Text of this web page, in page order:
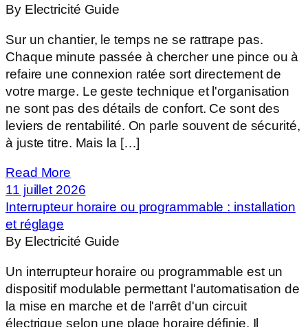
By Electricité Guide
Sur un chantier, le temps ne se rattrape pas.
Chaque minute passée à chercher une pince ou à
refaire une connexion ratée sort directement de
votre marge. Le geste technique et l'organisation
ne sont pas des détails de confort. Ce sont des
leviers de rentabilité. On parle souvent de sécurité,
à juste titre. Mais la […]
Read More
11 juillet 2026
Interrupteur horaire ou programmable : installation
et réglage
By Electricité Guide
Un interrupteur horaire ou programmable est un
dispositif modulable permettant l'automatisation de
la mise en marche et de l'arrêt d'un circuit
électrique selon une plage horaire définie. Il